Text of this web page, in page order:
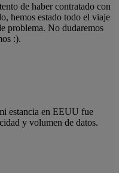
de haber contratado con
hemos estado todo el viaje
problema. No dudaremos
:).
estancia en EEUU fue
y volumen de datos.